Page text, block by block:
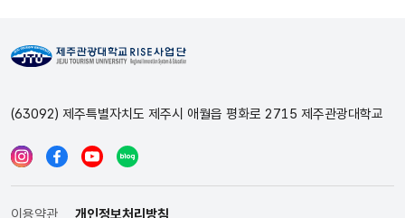
(63092) 제주특별자치도 제주시 애월읍 평화로 2715 제주관광대학교
이용약관 개인정보처리방침